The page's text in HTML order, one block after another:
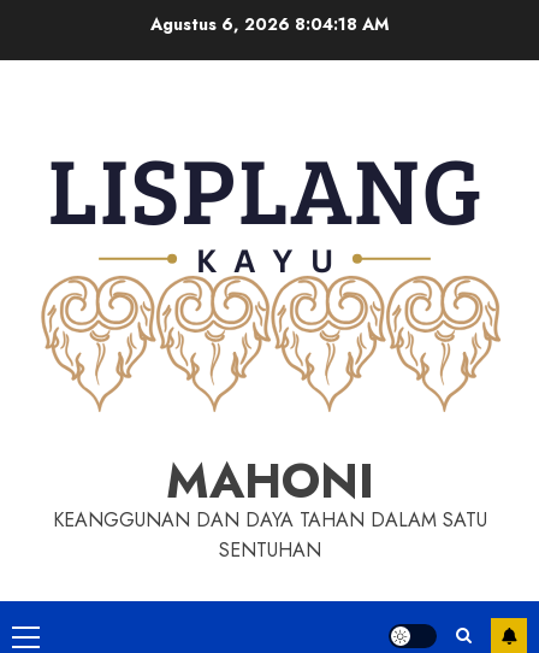
Agustus 6, 2026 8:04:19 AM
MAHONI
KEANGGUNAN DAN DAYA TAHAN DALAM SATU
SENTUHAN